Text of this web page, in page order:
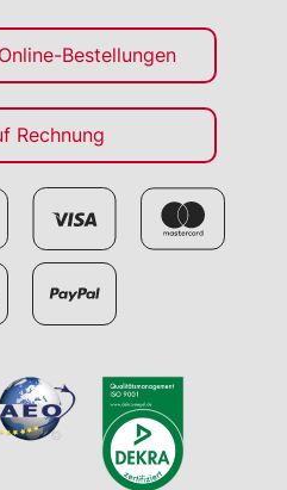
Bestellungen
Rechnung